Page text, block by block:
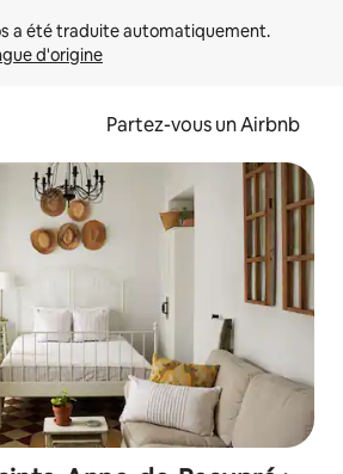
d'origine
Partez-vous un Airbnb